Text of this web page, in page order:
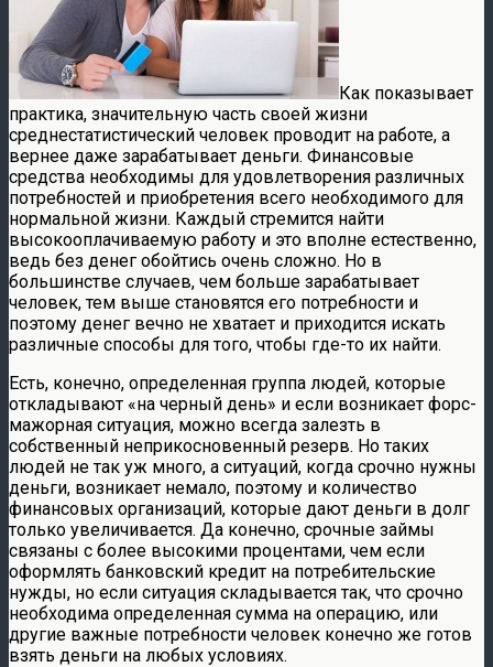
Как показывает
практика, значительную часть своей жизни
среднестатистический человек проводит на работе, а
вернее даже зарабатывает деньги. Финансовые
средства необходимы для удовлетворения различных
потребностей и приобретения всего необходимого для
нормальной жизни. Каждый стремится найти
высокооплачиваемую работу и это вполне естественно,
ведь без денег обойтись очень сложно. Но в
большинстве случаев, чем больше зарабатывает
человек, тем выше становятся его потребности и
поэтому денег вечно не хватает и приходится искать
различные способы для того, чтобы где-то их найти.
Есть, конечно, определенная группа людей, которые
откладывают «на черный день» и если возникает форс-
мажорная ситуация, можно всегда залезть в
собственный неприкосновенный резерв. Но таких
людей не так уж много, а ситуаций, когда срочно нужны
деньги, возникает немало, поэтому и количество
финансовых организаций, которые дают деньги в долг
только увеличивается. Да конечно, срочные займы
связаны с более высокими процентами, чем если
оформлять банковский кредит на потребительские
нужды, но если ситуация складывается так, что срочно
необходима определенная сумма на операцию, или
другие важные потребности человек конечно же готов
взять деньги на любых условиях.